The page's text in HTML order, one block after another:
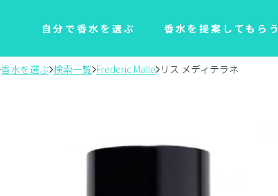
自分で香水を選ぶ 香水を提案してもらう
香水を選ぶ 検索一覧 Frederic Malle リス メディテラネ